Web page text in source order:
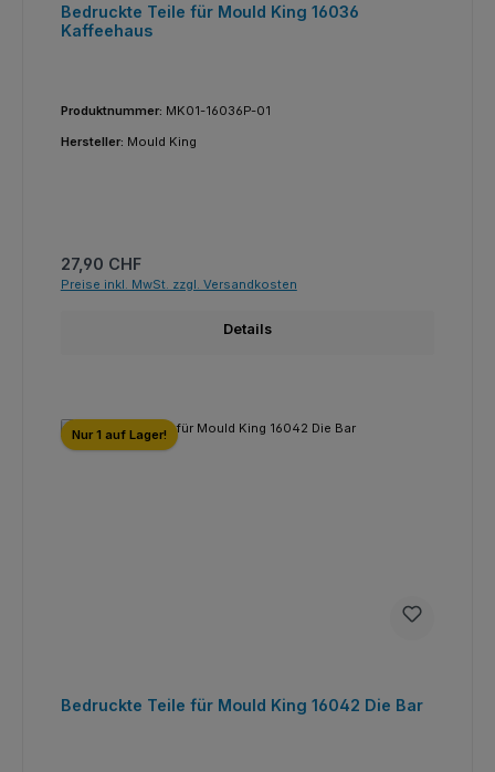
Bedruckte Teile für Mould King 16036
Kaffeehaus
Produktnummer: MK01-16036P-01
Hersteller: Mould King
Regulärer Preis:
27,90 CHF
Preise inkl. MwSt. zzgl. Versandkosten
Details
Nur 1 auf Lager!
Bedruckte Teile für Mould King 16042 Die Bar